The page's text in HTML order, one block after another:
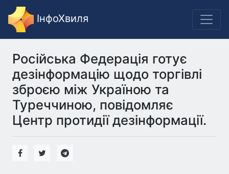
ІнфоХвиля
Російська Федерація готує
дезінформацію щодо торгівлі
зброєю між Україною та
Туреччиною, повідомляє
Центр протидії дезінформації.